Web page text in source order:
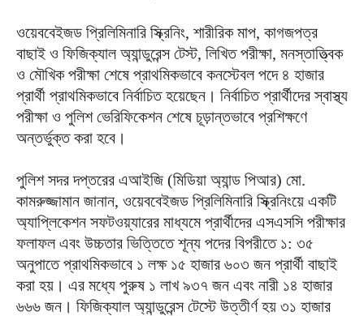
ওয়েববেইজড প্রিলিমিনারি স্ক্রিনিং, শারীরিক মাপ, কাগজপত্র
বাছাই ও ফিজিক্যাল অ্যান্ডুরেন্স টেস্ট, লিখিত পরীক্ষা, মনস্তাত্ত্বিক
ও মৌখিক পরীক্ষা শেষে প্রাথমিকভাবে কনস্টেবল পদে ৪ হাজার
প্রার্থী প্রাথমিকভাবে নির্বাচিত হয়েছেন। নির্বাচিত প্রার্থীদের স্বাস্থ্য
পরীক্ষা ও পুলিশ ভেরিফিকেশন শেষে চূড়ান্তভাবে প্রশিক্ষণে
অন্তর্ভুক্ত করা হবে।
পুলিশ সদর দপ্তরের এআইজি (মিডিয়া অ্যান্ড পিআর) মো.
কামরুজ্জামান জানান, ওয়েববেইজড প্রিলিমিনারি স্ক্রিনিংয়ে একটি
অ্যাপ্লিকেশন সফটওয়্যারের মাধ্যমে প্রার্থীদের এসএসসি পরীক্ষার
ফলাফল এবং উচ্চতার ভিত্তিতে শূন্য পদের বিপরীতে ১: ৩৫
অনুপাতে প্রাথমিকভাবে ১ লক্ষ ১৫ হাজার ৬০৩ জন প্রার্থী বাছাই
করা হয়। এর মধ্যে পুরুষ ১ লাখ ৯৩৭ জন এবং নারী ১৪ হাজার
৬৬৬ জন। ফিজিক্যাল অ্যান্ডুরেন্স টেস্টে উত্তীর্ণ হয় ৩১ হাজার